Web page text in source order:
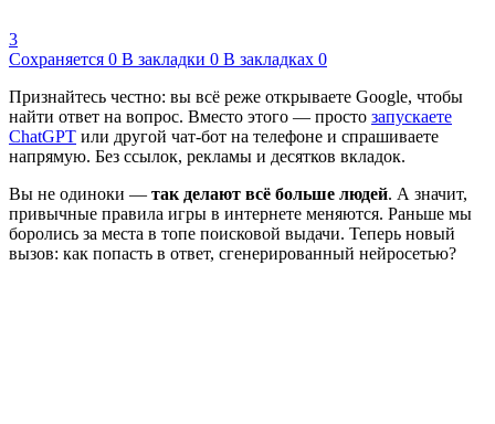
3
Сохраняется 0 В закладки 0 В закладках 0
Признайтесь честно: вы всё реже открываете Google, чтобы
найти ответ на вопрос. Вместо этого — просто запускаете
ChatGPT или другой чат-бот на телефоне и спрашиваете
напрямую. Без ссылок, рекламы и десятков вкладок.
Вы не одиноки — так делают всё больше людей. А значит,
привычные правила игры в интернете меняются. Раньше мы
боролись за места в топе поисковой выдачи. Теперь новый
вызов: как попасть в ответ, сгенерированный нейросетью?